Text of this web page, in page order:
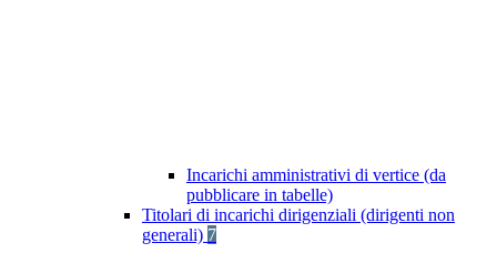
Incarichi amministrativi di vertice (da
pubblicare in tabelle)
Titolari di incarichi dirigenziali (dirigenti non
generali) 7